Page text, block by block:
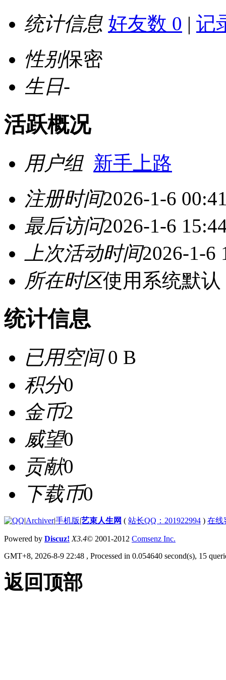
统计信息 好友数 0 | 记
性别保密
生日-
活跃概况
用户组 新手上路
注册时间2026-1-6
最后访问2026-1-6
上次活动时间2026-1-6
所在时区使用系统默认
统计信息
已用空间0 B
积分0
金币2
威望0
贡献0
下载币0
|Archiver|手机版|艺束人生网 ( 站长QQ：201922994 ) 在线
Powered by Discuz! X3.4© 2001-2012 Comsenz Inc.
GMT+8, 2026-8-9 22:48 , Processed in 0.054640 second(s), 15
返回顶部